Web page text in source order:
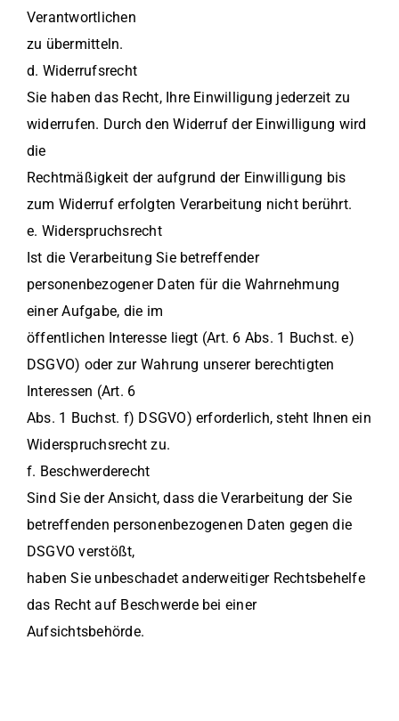
Verantwortlichen
zu übermitteln.
d. Widerrufsrecht
Sie haben das Recht, Ihre Einwilligung jederzeit zu
widerrufen. Durch den Widerruf der Einwilligung wird
die
Rechtmäßigkeit der aufgrund der Einwilligung bis
zum Widerruf erfolgten Verarbeitung nicht berührt.
e. Widerspruchsrecht
Ist die Verarbeitung Sie betreffender
personenbezogener Daten für die Wahrnehmung
einer Aufgabe, die im
öffentlichen Interesse liegt (Art. 6 Abs. 1 Buchst. e)
DSGVO) oder zur Wahrung unserer berechtigten
Interessen (Art. 6
Abs. 1 Buchst. f) DSGVO) erforderlich, steht Ihnen ein
Widerspruchsrecht zu.
f. Beschwerderecht
Sind Sie der Ansicht, dass die Verarbeitung der Sie
betreffenden personenbezogenen Daten gegen die
DSGVO verstößt,
haben Sie unbeschadet anderweitiger Rechtsbehelfe
das Recht auf Beschwerde bei einer
Aufsichtsbehörde.